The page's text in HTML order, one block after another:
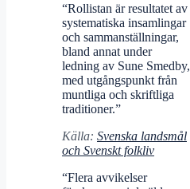
“Rollistan är resultatet av
systematiska insamlingar
och sammanställningar,
bland annat under
ledning av Sune Smedby,
med utgångspunkt från
muntliga och skriftliga
traditioner.”
Källa: Svenska landsmål
och Svenskt folkliv
“Flera avvikelser